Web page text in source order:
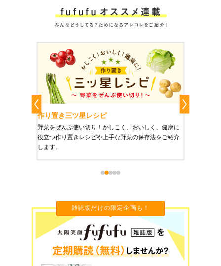
！かしこく、おいしく、健康に
や上手な野菜の保存法をご紹介
作り置きおかずレシピ
栄養豊富で美と健康にうれしい「作り置き
ご紹介します。
雑誌版だけの限定企画も！